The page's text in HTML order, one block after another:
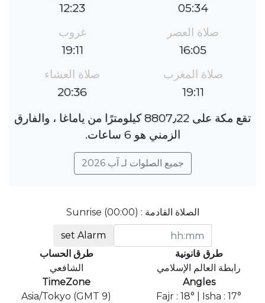
05:34
12:23
صلاة العصر
16:05
غروب
19:11
صلاة المغرب
19:11
صلاة العشاء
20:36
تقع مكة على 8807٫22 كيلومترًا من ياماغا ، والفارق
الزمني هو 6 ساعات.
جميع الصلوات لـ آب 2026
الصلاة القادمة : Sunrise (00:00)
set Alarm
طرق قانونية
رابطة العالم الإسلامي
طرق الحساب
الشافعي
Angles
Fajr : 18° | Isha : 17°
TimeZone
Asia/Tokyo (GMT 9)